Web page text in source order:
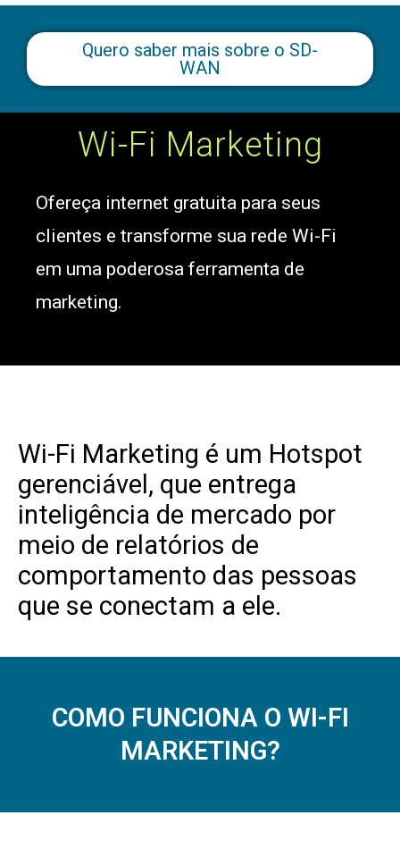
Quero saber mais sobre o SD-
WAN
Wi-Fi Marketing
Ofereça internet gratuita para seus
clientes e transforme sua rede Wi-Fi
em uma poderosa ferramenta de
marketing.
Wi-Fi Marketing é um Hotspot
gerenciável, que entrega
inteligência de mercado por
meio de relatórios de
comportamento das pessoas
que se conectam a ele.
COMO FUNCIONA O WI-FI
MARKETING?